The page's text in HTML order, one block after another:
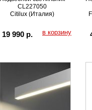
CL227050
Citilux (Италия)
19 990 р. в корзину